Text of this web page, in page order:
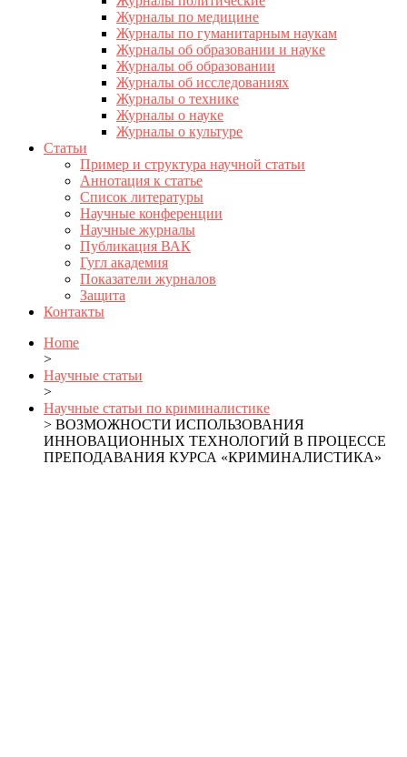
Журналы по медицине
Журналы по гуманитарным наукам
Журналы об образовании и науке
Журналы об образовании
Журналы об исследованиях
Журналы о технике
Журналы о науке
Журналы о культуре
Статьи
Пример и структура научной статьи
Аннотация к статье
Список литературы
Научные конференции
Научные журналы
Публикация ВАК
Гугл академия
Показатели журналов
Защита
Контакты
Home
>
Научные статьи
>
Научные статьи по криминалистике
> ВОЗМОЖНОСТИ ИСПОЛЬЗОВАНИЯ
ИННОВАЦИОННЫХ ТЕХНОЛОГИЙ В ПРОЦЕССЕ
ПРЕПОДАВАНИЯ КУРСА «КРИМИНАЛИСТИКА»